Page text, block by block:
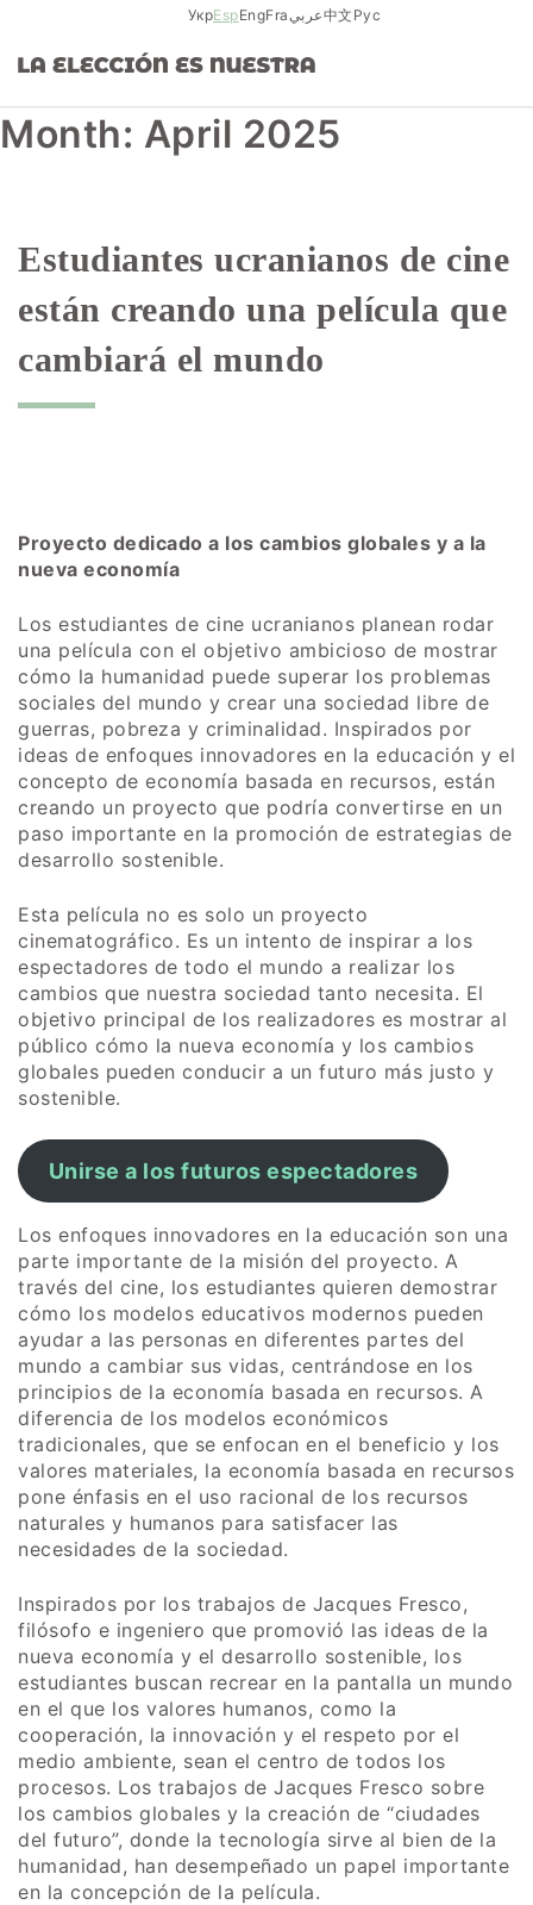
content
УкрEspEngFraعربي中文 Рус
Month: April 2025
Estudiantes ucranianos de cine
están creando una película que
cambiará el mundo
Proyecto dedicado a los cambios globales y a la
nueva economía
Los estudiantes de cine ucranianos planean rodar
una película con el objetivo ambicioso de mostrar
cómo la humanidad puede superar los problemas
sociales del mundo y crear una sociedad libre de
guerras, pobreza y criminalidad. Inspirados por
ideas de enfoques innovadores en la educación y el
concepto de economía basada en recursos, están
creando un proyecto que podría convertirse en un
paso importante en la promoción de estrategias de
desarrollo sostenible.
Esta película no es solo un proyecto
cinematográfico. Es un intento de inspirar a los
espectadores de todo el mundo a realizar los
cambios que nuestra sociedad tanto necesita. El
objetivo principal de los realizadores es mostrar al
público cómo la nueva economía y los cambios
globales pueden conducir a un futuro más justo y
sostenible.
Unirse a los futuros espectadores
Los enfoques innovadores en la educación son una
parte importante de la misión del proyecto. A
través del cine, los estudiantes quieren demostrar
cómo los modelos educativos modernos pueden
ayudar a las personas en diferentes partes del
mundo a cambiar sus vidas, centrándose en los
principios de la economía basada en recursos. A
diferencia de los modelos económicos
tradicionales, que se enfocan en el beneficio y los
valores materiales, la economía basada en recursos
pone énfasis en el uso racional de los recursos
naturales y humanos para satisfacer las
necesidades de la sociedad.
Inspirados por los trabajos de Jacques Fresco,
filósofo e ingeniero que promovió las ideas de la
nueva economía y el desarrollo sostenible, los
estudiantes buscan recrear en la pantalla un mundo
en el que los valores humanos, como la
cooperación, la innovación y el respeto por el
medio ambiente, sean el centro de todos los
procesos. Los trabajos de Jacques Fresco sobre
los cambios globales y la creación de “ciudades
del futuro”, donde la tecnología sirve al bien de la
humanidad, han desempeñado un papel importante
en la concepción de la película.